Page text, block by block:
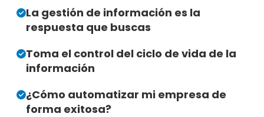
La gestión de información es la
respuesta que buscas
Toma el control del ciclo de vida de la
información
¿Cómo automatizar mi empresa de
forma exitosa?